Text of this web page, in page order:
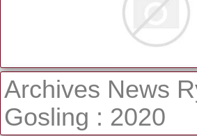
Archives News
Gosling : 2020